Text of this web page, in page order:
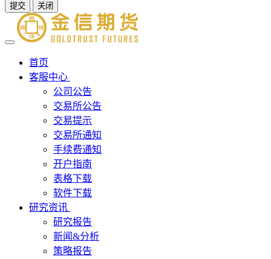
提交 关闭
首页
客服中心
公司公告
交易所公告
交易提示
交易所通知
手续费通知
开户指南
表格下载
软件下载
研究资讯
研究报告
新闻&分析
策略报告